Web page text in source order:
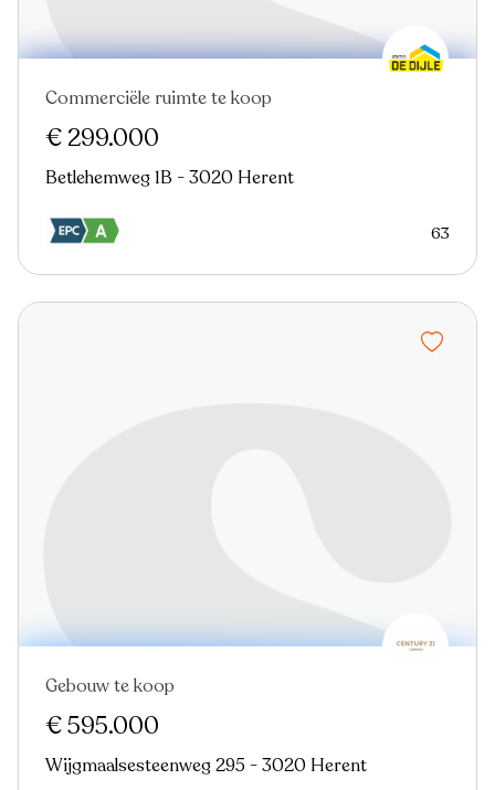
Commerciële ruimte te koop
€ 299.000
Betlehemweg 1B - 3020 Herent
63
Gebouw te koop
€ 595.000
Wijgmaalsesteenweg 295 - 3020 Herent